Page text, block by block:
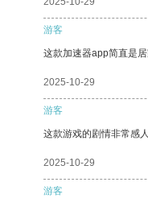
游客
这款加速器app简直是
2025-10-29
游客
这款游戏的剧情非常感
2025-10-29
游客